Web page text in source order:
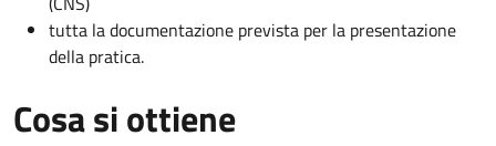
tutta la documentazione prevista per la presentazione
della pratica.
Cosa si ottiene